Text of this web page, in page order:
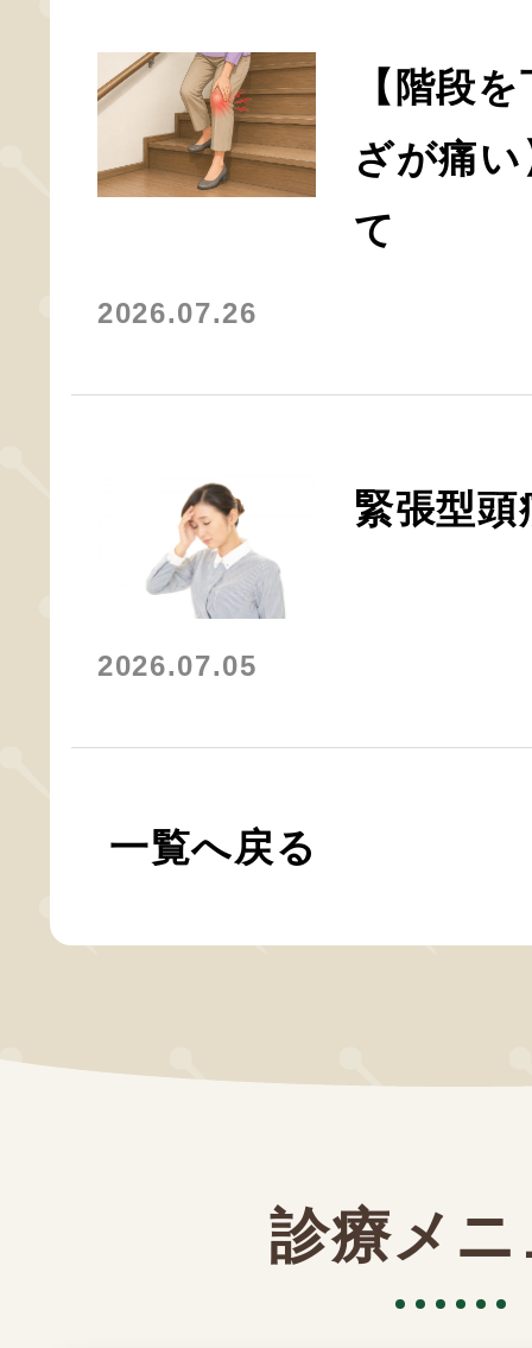
【階段
ざが痛
て
2026.07.26
緊張型
2026.07.05
一覧へ戻る
診療メ